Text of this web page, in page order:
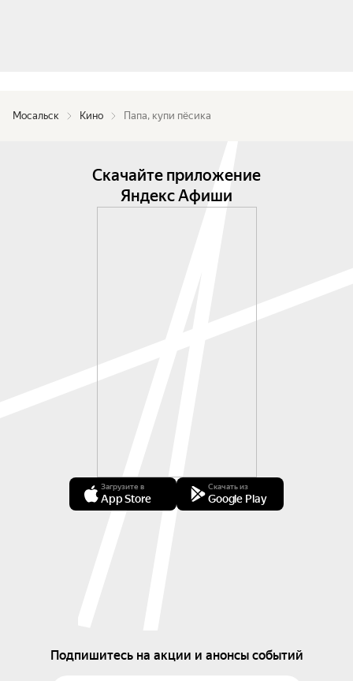
Мосальск Кино Папа, купи пёсика
Скачайте приложение
Яндекс Афиши
Загрузите в
App Store
Скачать из
Google Play
Подпишитесь на акции и анонсы событий